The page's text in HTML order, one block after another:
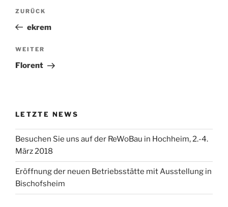
Beitragsnavigation
Vorheriger
Beitrag
ZURÜCK
ekrem
Nächster
Beitrag
WEITER
Florent
LETZTE NEWS
Besuchen Sie uns auf der ReWoBau in Hochheim, 2.-4.
März 2018
Eröffnung der neuen Betriebsstätte mit Ausstellung in
Bischofsheim